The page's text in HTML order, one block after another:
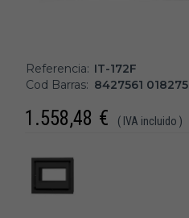
Referencia: IT-172F
Cod Barras: 8427561 018275
1.558,48 € ( IVA incluido )